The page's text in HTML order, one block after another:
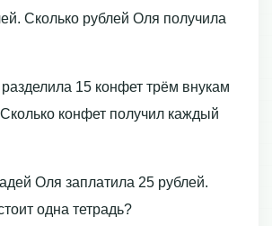
Сколько рублей Оля получила
15 конфет трём внукам
конфет получил каждый
Оля заплатила 25 рублей.
одна тетрадь?